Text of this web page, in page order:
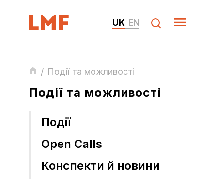
UK EN
/ Події та можливості
Події та можливості
Події
Open Calls
Конспекти й новини